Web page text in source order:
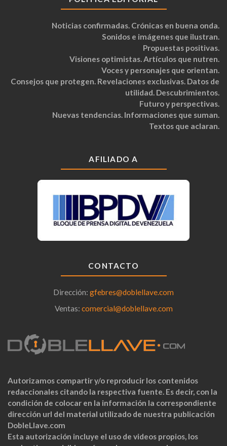
Noticias confirmadas. Crónicas en buena onda.
Sonidos e imágenes que ilustran.
Propuestas positivas.
Visiones optimistas. Artículos que nutren.
Voces y personajes que orientan.
Consejos que protegen. Revelaciones exclusivas. Datos de
utilidad. Descubrimientos.
Futuro y perspectivas.
Nuevas tendencias. Informaciones que suman.
Textos que aclaran.
AFILIADO A
CONTACTO
Dirección: gfebres@doblellave.com
Ventas: comercial@doblellave.com
Autorizamos compartir y/o reproducir los contenidos
redaccionales citando la respectiva fuente. Es decir, con la
condición de colocar en la información la correspondiente
dirección url del material utilizado de nuestra publicación
DobleLlave.com
Esta autorización incluye el uso de videos propios, los